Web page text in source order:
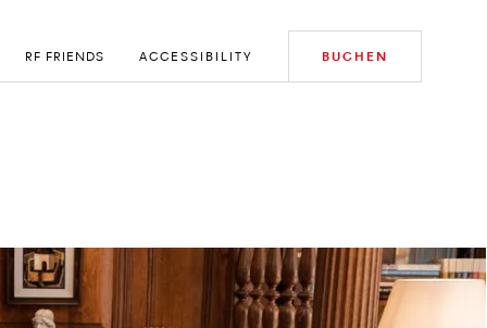
RF FRIENDS ACCESSIBILITY BUCHEN